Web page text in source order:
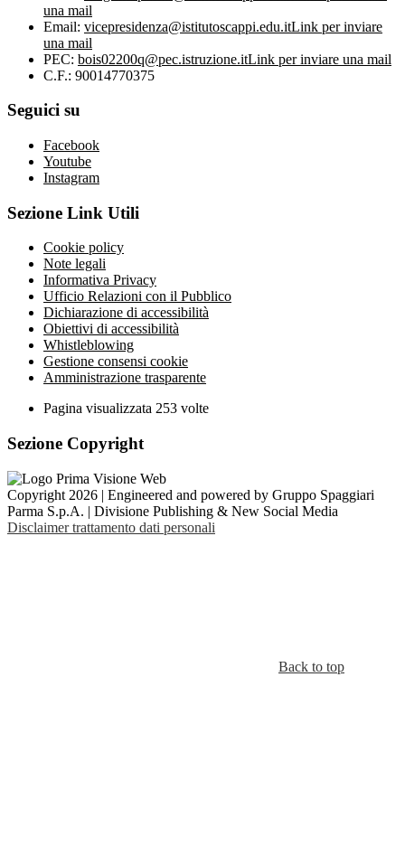
una mail
Email: vicepresidenza@istitutoscappi.edu.itLink per inviare
una mail
PEC: bois02200q@pec.istruzione.itLink per inviare una mail
C.F.: 90014770375
Seguici su
Facebook
Youtube
Instagram
Sezione Link Utili
Cookie policy
Note legali
Informativa Privacy
Ufficio Relazioni con il Pubblico
Dichiarazione di accessibilità
Obiettivi di accessibilità
Whistleblowing
Gestione consensi cookie
Amministrazione trasparente
Pagina visualizzata 253 volte
Sezione Copyright
Copyright 2026 | Engineered and powered by Gruppo Spaggiari
Parma S.p.A. | Divisione Publishing & New Social Media
Disclaimer trattamento dati personali
Back to top